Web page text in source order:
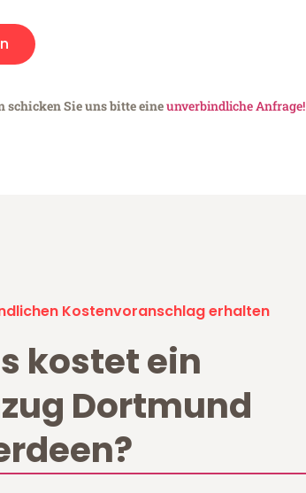
schicken Sie uns bitte eineunverbindliche Anfrage!
Kostenvoranschlag erhalten
kostet ein
Dortmund